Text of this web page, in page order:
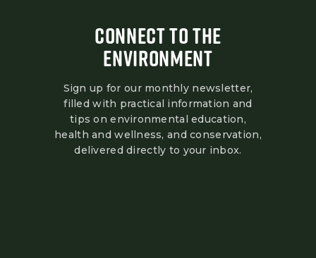
CONNECT TO THE
ENVIRONMENT
Sign up for our monthly newsletter,
filled with practical information and
tips on environmental education,
health and wellness, and conservation,
delivered directly to your inbox.